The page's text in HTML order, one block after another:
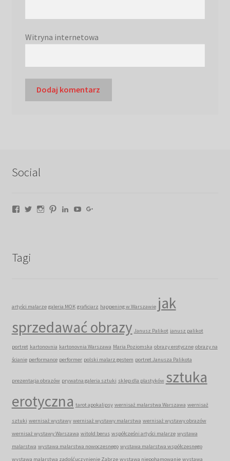
Witryna internetowa
Social
Facebook
TwitterInstagram
PinterestLinkedIn
YouTube
Tagi
artyści malarze galeria MOK graficiarz happening w Warszawie jak
sprzedawać obrazy Janusz Palikot janusz palikot
portret kartonovnia kartonovnia Warszawa Maria Poziomska obrazy erotyczne obrazy na
ścianie performance performer polski malarz gestem portret Janusza Palikota
prezentacja obrazów prywatna galeria sztuki sklep dla plastyków sztuka
erotyczna tarot apokalipsy wernisaż malarstwa Warszawa wernisaż
sztuki wernisaż wystawy wernisaż wystawy malarstwa wernisaż wystawy obrazów
wernisaż wystawy Warszawa witold berus współcześni artyści malarze wystawa
malarstwa wystawa malarstwa nowoczesnego wystawa malarstwa współczesnego
wystawa malarstwa zadośćuczynienie Zabrze wystawa niepohamowanie wystawa